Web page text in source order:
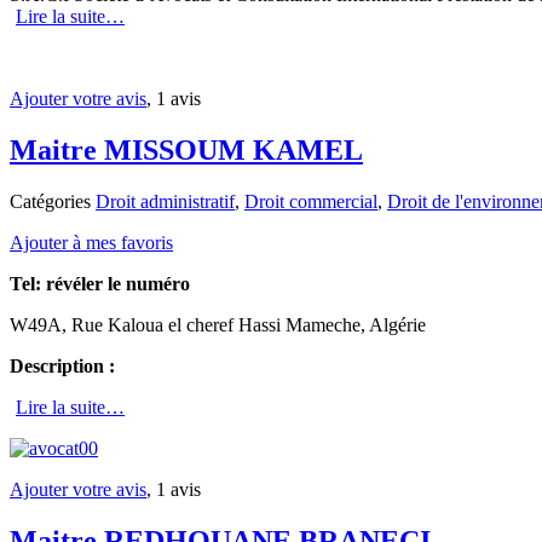
Lire la suite…
Ajouter votre avis, 1 avis
Maitre MISSOUM KAMEL
Catégories Droit administratif, Droit commercial, Droit de
Ajouter à mes favoris
Tel: révéler le numéro
W49A, Rue Kaloua el cheref Hassi Mameche, Algérie
Description :
Lire la suite…
Ajouter votre avis, 1 avis